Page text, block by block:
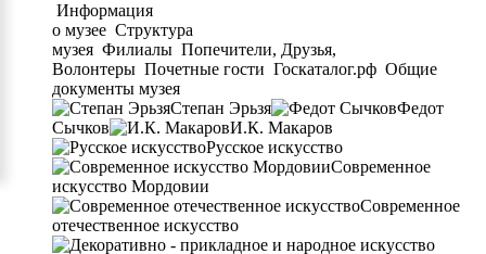
Информация
о музее Структура
музея Филиалы Попечители, Друзья,
Волонтеры Почетные гости Госкаталог.рф Общие
документы музея
Степан Эрьзя
Федот
Сычков
И.К. Макаров
Русское искусство
Современное
искусство Мордовии
Современное
отечественное искусство